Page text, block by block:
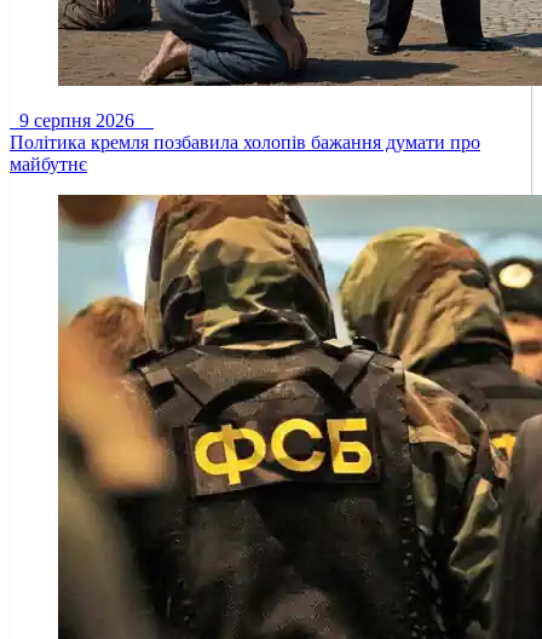
9 серпня 2026
Політика кремля позбавила холопів бажання думати про
майбутнє